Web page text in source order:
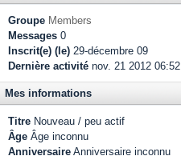
Groupe Members
Messages 0
Inscrit(e) (le) 29-décembre 09
Dernière activité nov. 21 2012 06:52
Mes informations
Titre Nouveau / peu actif
Âge Âge inconnu
Anniversaire Anniversaire inconnu